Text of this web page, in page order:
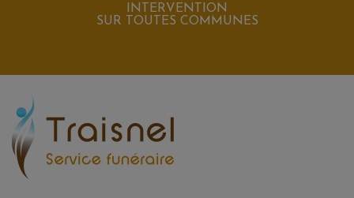
INTERVENTION
SUR TOUTES COMMUNES